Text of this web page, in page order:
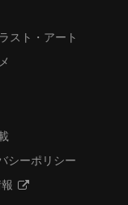
スト・アート
シーポリシー